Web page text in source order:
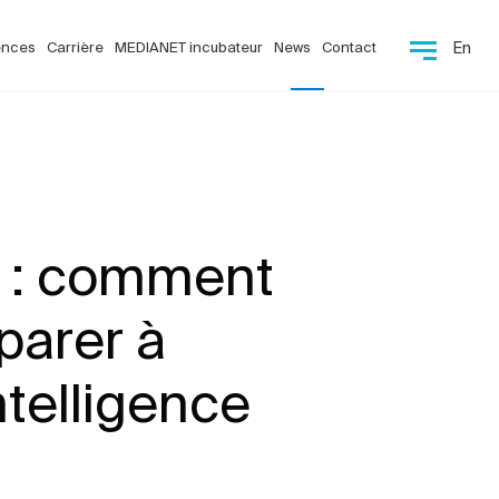
Carrière MEDIANET incubateur News Contact En
comment
à